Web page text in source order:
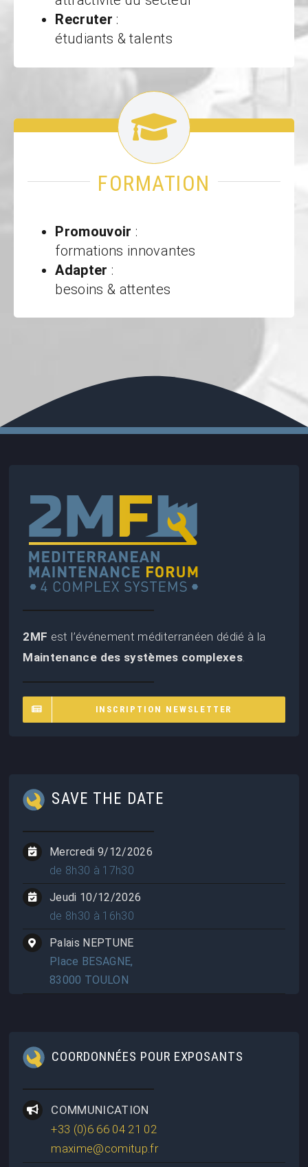
Recruter :
étudiants & talents
FORMATION
Promouvoir :
formations innovantes
Adapter :
besoins & attentes
2MF est l’événement méditerranéen dédié à la
Maintenance des systèmes complexes
INSCRIPTION NEWSLETTER
SAVE THE DATE
Mercredi 9/12/2026
de 8h30 à 17h30
Jeudi 10/12/2026
de 8h30 à 16h30
Palais NEPTUNE
Place BESAGNE,
83000 TOULON
COORDONNÉES POUR EXPOSANTS
COMMUNICATION
+33 (0)6 66 04 21 02
maxime@comitup.fr